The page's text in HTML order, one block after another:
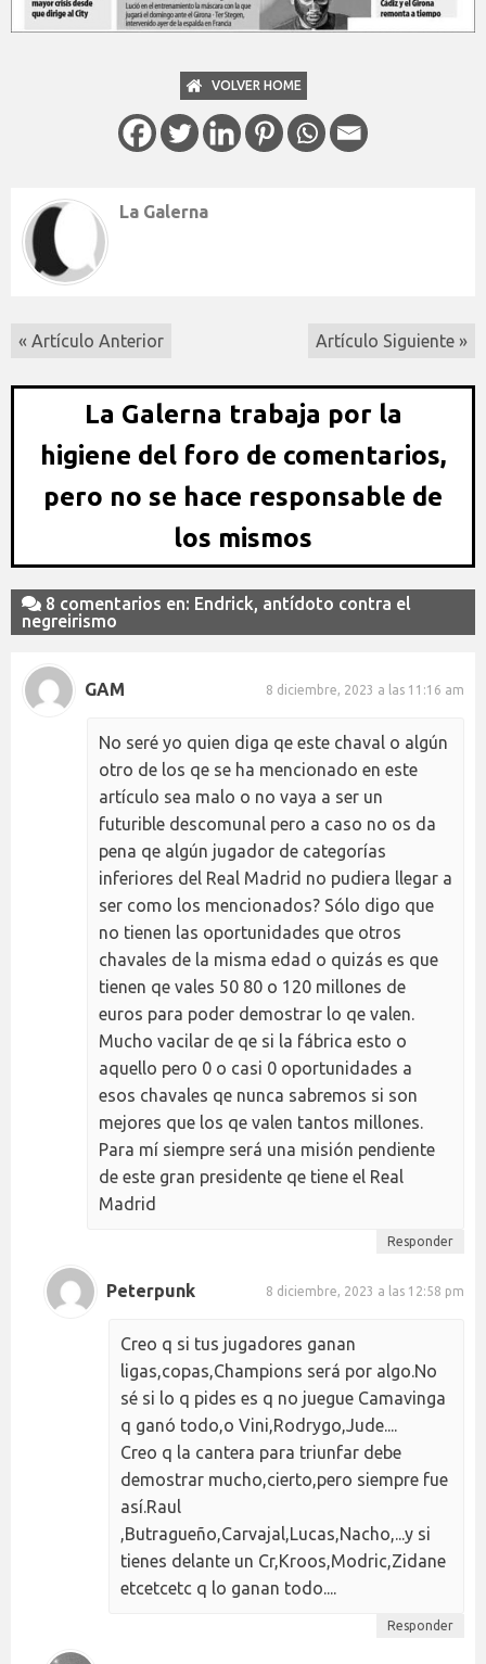
VOLVER HOME
La Galerna
« Artículo Anterior Artículo Siguiente »
La Galerna trabaja por la
higiene del foro de comentarios,
pero no se hace responsable de
los mismos
8 comentarios en: Endrick, antídoto contra el
negreirismo
GAM 8 diciembre, 2023 a las 11:16 am
No seré yo quien diga qe este chaval o algún
otro de los qe se ha mencionado en este
artículo sea malo o no vaya a ser un
futurible descomunal pero a caso no os da
pena qe algún jugador de categorías
inferiores del Real Madrid no pudiera llegar a
ser como los mencionados? Sólo digo que
no tienen las oportunidades que otros
chavales de la misma edad o quizás es que
tienen qe vales 50 80 o 120 millones de
euros para poder demostrar lo qe valen.
Mucho vacilar de qe si la fábrica esto o
aquello pero 0 o casi 0 oportunidades a
esos chavales qe nunca sabremos si son
mejores que los qe valen tantos millones.
Para mí siempre será una misión pendiente
de este gran presidente qe tiene el Real
Madrid
Responder
Peterpunk 8 diciembre, 2023 a las 12:58 pm
Creo q si tus jugadores ganan
ligas,copas,Champions será por algo.No
sé si lo q pides es q no juegue Camavinga
q ganó todo,o Vini,Rodrygo,Jude....
Creo q la cantera para triunfar debe
demostrar mucho,cierto,pero siempre fue
así.Raul
,Butragueño,Carvajal,Lucas,Nacho,...y si
tienes delante un Cr,Kroos,Modric,Zidane
etcetcetc q lo ganan todo....
Responder